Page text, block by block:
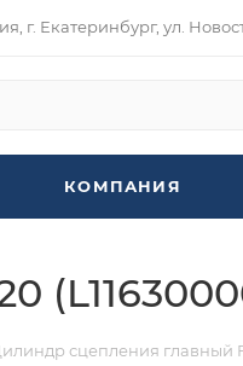
г. Екатеринбург, ул.
КОМПАНИЯ
сцепления главный